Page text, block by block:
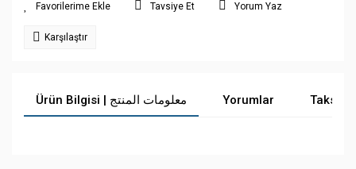
Tavsiye Et Yorum Yaz
Karşılaştır
Ürün Bilgisi | معلومات المنتج Yorumlar Taksit